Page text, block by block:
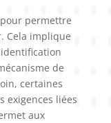
permettre
Cela implique
de
certaines
exigences liées
aux